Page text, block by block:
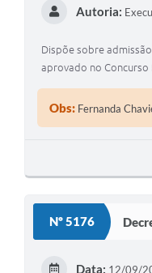
Autoria:
Dispõe sobre
aprovado no Concurso
Obs: Fernanda
Nº 5176
Data: 12/09/